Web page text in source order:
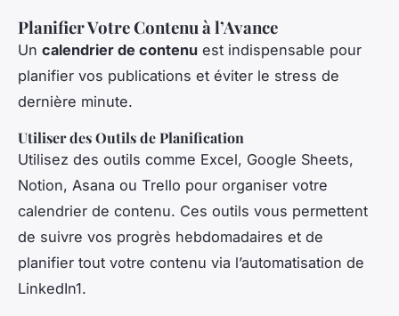
Planifier Votre Contenu à l’Avance
Un calendrier de contenu est indispensable pour
planifier vos publications et éviter le stress de
dernière minute.
Utiliser des Outils de Planification
Utilisez des outils comme Excel, Google Sheets,
Notion, Asana ou Trello pour organiser votre
calendrier de contenu. Ces outils vous permettent
de suivre vos progrès hebdomadaires et de
planifier tout votre contenu via l’automatisation de
LinkedIn1.